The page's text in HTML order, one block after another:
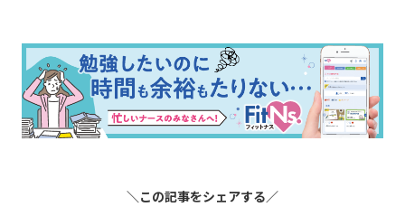
＼この記事をシェアする／